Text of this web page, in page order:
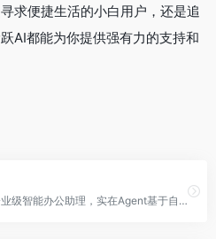
求便捷生活的小白用户，还是追
AI都能为你提供强有力的支持和
一款能自主操作软件的企业级智能办公助理，实在Agent基于自研TARS大模型与ISSUT屏幕语义理解技术，赋能企业AI落地与组织重塑。原生支持操作本地任何软件，还能模拟人工，零代码自动化操作各类PC及手机软件，实现跨平台跨系统数据同步，并全面支持国产信创操作系统。 已服务制造、跨境、能源、运营商等全行业数千家客户，用Agent+RPA重构新质生产力。